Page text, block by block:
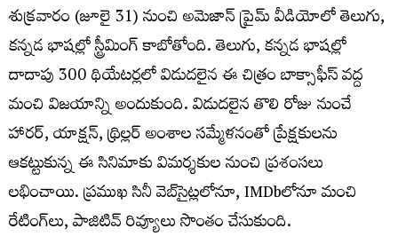
శుక్ర‌వారం (జూలై 31) నుంచి అమెజాన్ ప్రైమ్ వీడియోలో తెలుగు,
కన్నడ భాషల్లో స్ట్రీమింగ్ కాబోతోంది. తెలుగు, కన్నడ భాష‌ల్లో
దాదాపు 300 థియేటర్లలో విడుదలైన ఈ చిత్రం బాక్సాఫీస్ వద్ద
మంచి విజయాన్ని అందుకుంది. విడుదలైన తొలి రోజు నుంచే
హారర్, యాక్షన్, థ్రిల్లర్ అంశాల సమ్మేళనంతో ప్రేక్షకులను
ఆకట్టుకున్న ఈ సినిమాకు విమర్శకుల నుంచి ప్రశంసలు
లభించాయి. ప్రముఖ సినీ వెబ్‌సైట్లలోనూ, IMDbలోనూ మంచి
రేటింగ్‌లు, పాజిటివ్ రివ్యూలు సొంతం చేసుకుంది.